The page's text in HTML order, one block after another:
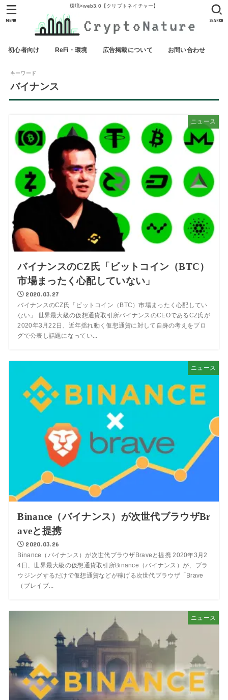
環境×web3.0【クリプトネイチャー】
初心者向け ReFi・環境 広告掲載について お問い合わせ
SEARCH
MENU
キーワード
バイナンス
ニュース
バイナンスのCZ氏「ビットコイン（BTC）
市場まったく心配していない」
2020.03.27
バイナンスのCZ氏「ビットコイン（BTC）市場まったく心配してい
ない」 世界最大級の仮想通貨取引所バイナンスのCEOであるCZ氏が
2020年3月22日、近年揺れ動く仮想通貨に対して自身の考えをブロ
グで公表し話題になってい...
ニュース
Binance（バイナンス）が次世代ブラウザBr
aveと提携
2020.03.26
Binance（バイナンス）が次世代ブラウザBraveと提携 2020年3月2
4日、世界最大級の仮想通貨取引所Binance（バイナンス）が、ブラ
ウジングするだけで仮想通貨などが稼げる次世代ブラウザ「Brave
（ブレイブ...
ニュース